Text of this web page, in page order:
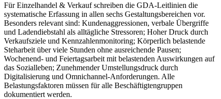
Für Einzelhandel & Verkauf schreiben die GDA-Leitlinien die
systematische Erfassung in allen sechs Gestaltungsbereichen vor.
Besonders relevant sind: Kundenaggressionen, verbale Übergriffe
und Ladendiebstahl als alltägliche Stressoren; Hoher Druck durch
Verkaufsziele und Kennzahlenmonitoring; Körperlich belastende
Steharbeit über viele Stunden ohne ausreichende Pausen;
Wochenend- und Feiertagsarbeit mit belastenden Auswirkungen auf
das Sozialleben; Zunehmender Umstellungsdruck durch
Digitalisierung und Omnichannel-Anforderungen. Alle
Belastungsfaktoren müssen für alle Beschäftigtengruppen
dokumentiert werden.